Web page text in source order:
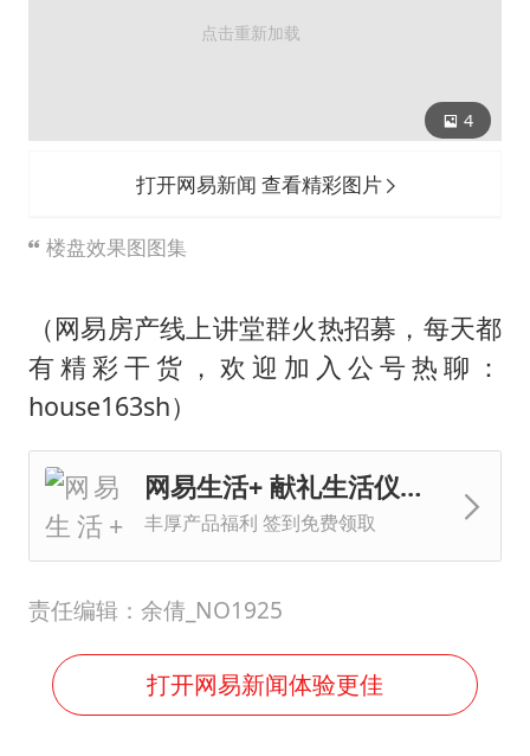
4
打开网易新闻 查看精彩图片
楼盘效果图图集
（网易房产线上讲堂群火热招募，每天都
有精彩干货，欢迎加入公号热聊：
house163sh）
网易生活+ 献礼生活仪式感
丰厚产品福利 签到免费领取
责任编辑：余倩_NO1925
打开网易新闻体验更佳